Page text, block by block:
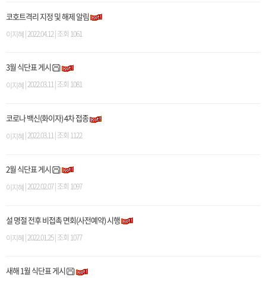
코호트격리 지정 및 해제 알림
이지혜 | 2022.04.12 | 조회 1061
3월 식단표 게시
이지혜 | 2022.03.11 | 조회 1081
코로나 백신(화이자) 4차 접종
이지혜| 2022.03.11 | 조회 1122
2월 식단표 게시
이지혜| 2022.02.07 | 조회 1097
설 명절 전후 비접촉 면회(사전예약) 시행
이지혜 | 2022.01.25 | 조회 1077
새해 1월 식단표 게시